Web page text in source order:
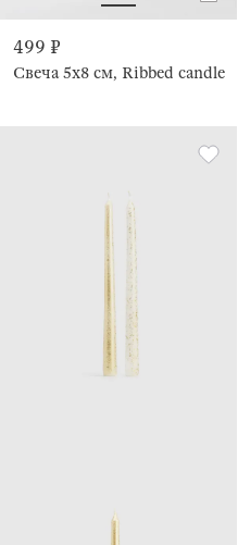
499 ₽
Свеча 5x8 см, Ribbed candle